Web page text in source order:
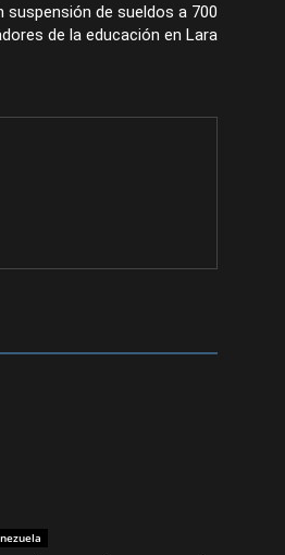
suspensión de sueldos a 700
de la educación en Lara